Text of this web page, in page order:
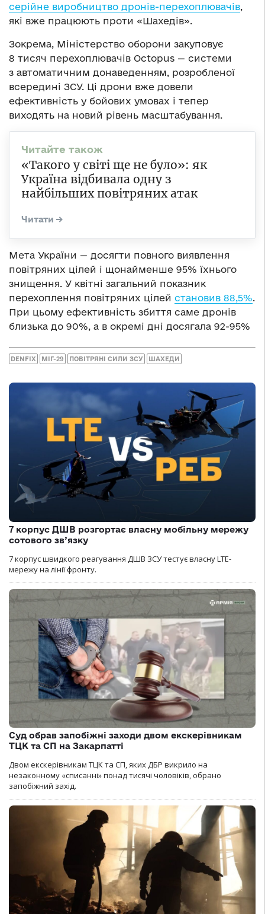
серійне виробництво дронів-перехоплювачів,
які вже працюють проти «Шахедів».
Зокрема, Міністерство оборони закуповує
8 тисяч перехоплювачів Octopus — системи
з автоматичним донаведенням, розробленої
всередині ЗСУ. Ці дрони вже довели
ефективність у бойових умовах і тепер
виходять на новий рівень масштабування.
«Такого у світі ще не було»: як
Україна відбивала одну з
найбільших повітряних атак
Мета України — досягти повного виявлення
повітряних цілей і щонайменше 95% їхнього
знищення. У квітні загальний показник
перехоплення повітряних цілей становив 88,5%.
При цьому ефективність збиття саме дронів
близька до 90%, а в окремі дні досягала 92-95%
DENFIX МІГ-29 ПОВІТРЯНІ СИЛИ ЗСУ ШАХЕДИ
7 корпус ДШВ розгортає власну мобільну мережу
сотового зв’язку
7 корпус швидкого реагування ДШВ ЗСУ тестує власну LTE-
мережу на лінії фронту.
Суд обрав запобіжні заходи двом екскерівникам
ТЦК та СП на Закарпатті
Двом екскерівникам ТЦК та СП, яких ДБР викрило на
незаконному «списанні» понад тисячі чоловіків, обрано
запобіжний захід.